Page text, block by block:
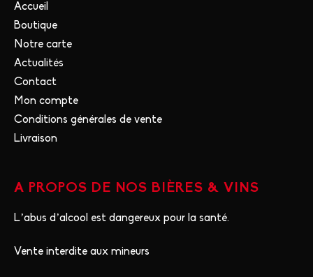
Accueil
Boutique
Notre carte
Actualités
Contact
Mon compte
Conditions générales de vente
Livraison
A PROPOS DE NOS BIÈRES & VINS
L’abus d’alcool est dangereux pour la santé.
Vente interdite aux mineurs